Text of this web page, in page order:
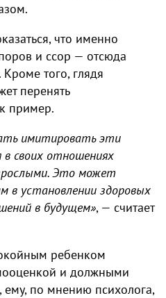
что именно
и ссор — отсюда
того, глядя
перенять
пример.
имитировать эти
своих отношениях
Это может
в установлении здоровых
в будущем», — считает
ребенком
и должными
по мнению психолога,